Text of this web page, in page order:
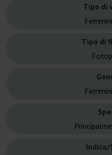
Tipo di
Tipo di
Indica/